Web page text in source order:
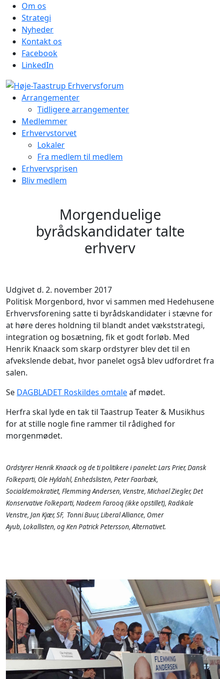
Om os
Strategi
Nyheder
Kontakt os
Facebook
LinkedIn
Arrangementer
Tidligere arrangementer
Medlemmer
Erhvervstorvet
Lokaler
Fra medlem til medlem
Erhvervsprisen
Bliv medlem
Morgenduelige
byrådskandidater talte
erhverv
Udgivet d. 2. november 2017
Politisk Morgenbord, hvor vi sammen med Hedehusene
Erhvervsforening satte ti byrådskandidater i stævne for
at høre deres holdning til blandt andet vækststrategi,
integration og bosætning, fik et godt forløb. Med
Henrik Knaack som skarp ordstyrer blev det til en
afvekslende debat, hvor panelet også blev udfordret fra
salen.
Se DAGBLADET Roskildes omtaleaf mødet.
Herfra skal lyde en tak til Taastrup Teater & Musikhus
for at stille nogle fine rammer til rådighed for
morgenmødet.
Ordstyrer Henrik Knaack og de ti politikere i panelet: Lars Prier, Dansk
Folkeparti, Ole Hyldahl, Enhedslisten, Peter Faarbæk,
Socialdemokratiet, Flemming Andersen, Venstre, Michael Ziegler, Det
Konservative Folkeparti, Nadeem Farooq (ikke opstillet), Radikale
Venstre, Jan Kjær, SF, Tonni Buur, Liberal Alliance, Omer
Ayub, Lokallisten, og Ken Patrick Petersson, Alternativet.